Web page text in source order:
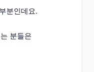
분인데요.
분들은